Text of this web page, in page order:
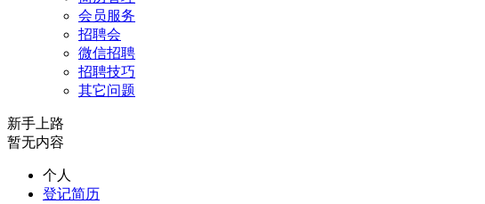
会员服务
招聘会
微信招聘
招聘技巧
其它问题
新手上路
暂无内容
个人
登记简历